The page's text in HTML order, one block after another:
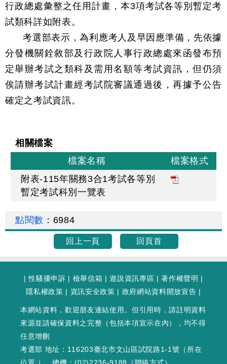
行政總處彙整之任用計畫，本3項考試各等別暫定考
試類科詳如附表。
考選部表示，為利應考人及早因應準備，先依據
分發機關銓敘部及行政院人事行政總處來函發布預
定舉辦考試之類科及需用名額等考試資訊，但仍須
俟請辦考試計畫經考試院審議通過後，再據予公告
確定之考試資訊。
相關檔案
檔案名稱
檔案格式
附表-115年關務3合1考試各等別
暫定考試科別一覽表
點閱數 ： 6984
回上一頁 回頁首
|性騷擾申訴 | 檢舉信箱 |遊說資訊專區 |著作權聲明 |
隱私權政策 | 資訊安全政策 | 政府網站資料開放宣告 |
本網站資料，歡迎朋友連結使用。但引用時，請註明資料
來源並請確保資料之完整（包括本項宣示在內），均不得
任意增刪
考選部 地址：116203臺北市文山區試院路1-1號（ 所在